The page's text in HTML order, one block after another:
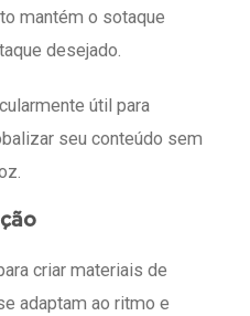
mantém o sotaque
desejado.
útil para
seu conteúdo sem
criar materiais de
adaptam ao ritmo e